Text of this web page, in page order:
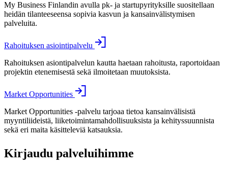
My Business Finlandin avulla pk- ja startupyrityksille suositellaan
heidän tilanteeseensa sopivia kasvun ja kansainvälistymisen
palveluita.
Rahoituksen asiointipalvelu
Rahoituksen asiontipalvelun kautta haetaan rahoitusta, raportoidaan
projektin etenemisestä sekä ilmoitetaan muutoksista.
Market Opportunities
Market Opportunities -palvelu tarjoaa tietoa kansainvälisistä
myyntiliideistä, liiketoimintamahdollisuuksista ja kehityssuunnista
sekä eri maita käsitteleviä katsauksia.
Kirjaudu palveluihimme